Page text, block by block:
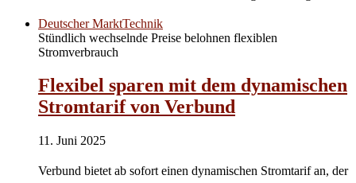
Deutscher MarktTechnik
Stündlich wechselnde Preise belohnen flexiblen
Stromverbrauch
Flexibel sparen mit dem dynamischen
Stromtarif von Verbund
11. Juni 2025
Verbund bietet ab sofort einen dynamischen Stromtarif an, der